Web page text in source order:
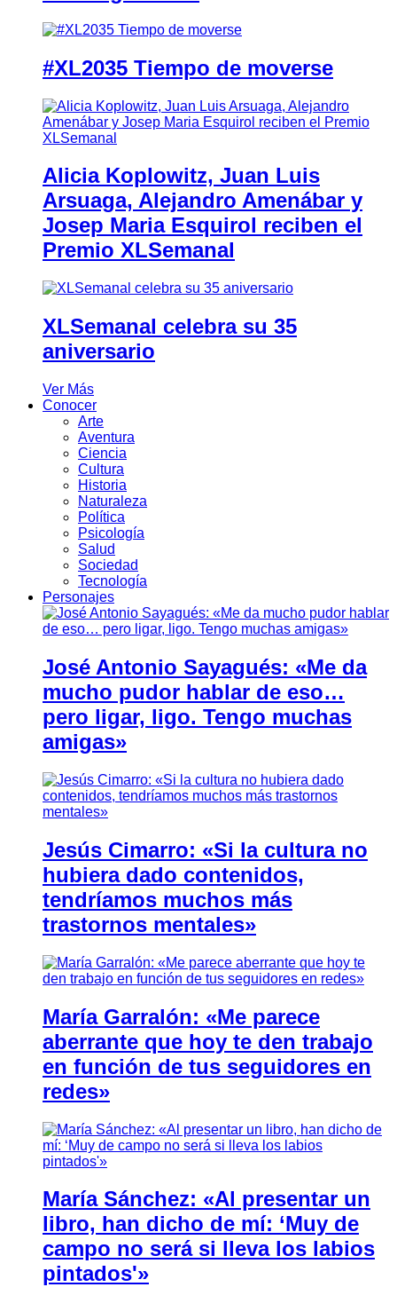
#XL2035 Tiempo de moverse
Alicia Koplowitz, Juan Luis
Arsuaga, Alejandro Amenábar y
Josep Maria Esquirol reciben el
Premio XLSemanal
XLSemanal celebra su 35
aniversario
Ver Más
Conocer
Arte
Aventura
Ciencia
Cultura
Historia
Naturaleza
Política
Psicología
Salud
Sociedad
Tecnología
Personajes
José Antonio Sayagués: «Me da
mucho pudor hablar de eso…
pero ligar, ligo. Tengo muchas
amigas»
Jesús Cimarro: «Si la cultura no
hubiera dado contenidos,
tendríamos muchos más
trastornos mentales»
María Garralón: «Me parece
aberrante que hoy te den trabajo
en función de tus seguidores en
redes»
María Sánchez: «Al presentar un
libro, han dicho de mí: ‘Muy de
campo no será si lleva los labios
pintados'»